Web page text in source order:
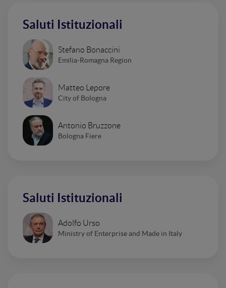
Saluti Istituzionali
Stefano Bonaccini
Emilia-Romagna Region
Matteo Lepore
City of Bologna
Antonio Bruzzone
Bologna Fiere
Saluti Istituzionali
Adolfo Urso
Ministry of Enterprise and Made in Italy